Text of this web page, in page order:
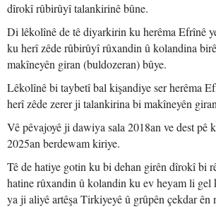
dîrokî rûbirûyî talankirinê bûne.
Di lêkolînê de tê diyarkirin ku herêma Efrînê
ku herî zêde rûbirûyî rûxandin û kolandina
makîneyên giran (buldozeran) bûye.
Lêkolînê bi taybetî bal kişandiye ser herêma
herî zêde zerer ji talankirina bi makîneyên
Vê pêvajoyê ji dawiya sala 2018an ve dest pê
2025an berdewam kiriye.
Tê de hatiye gotin ku bi dehan girên dîrokî bi
hatine rûxandin û kolandin ku ev heyam li gel
ya ji aliyê artêşa Tirkiyeyê û grûpên çekdar ên